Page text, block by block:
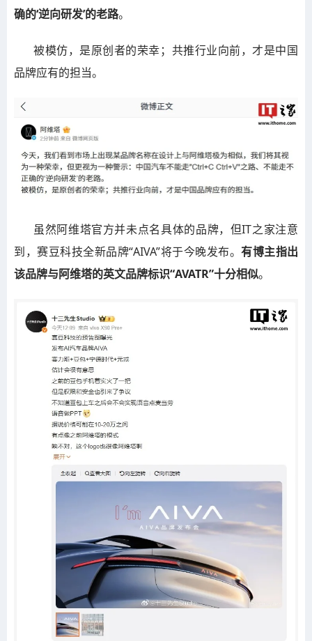
确的‘逆向研发’的老路。
被模仿，是原创者的荣幸；共推行业向前，才是中国
品牌应有的担当。
虽然阿维塔官方并未点名具体的品牌，但IT之家注意
到，赛豆科技全新品牌“AIVA”将于今晚发布。 有博主指出
该品牌与阿维塔的英文品牌标识“AVATR”十分相似。